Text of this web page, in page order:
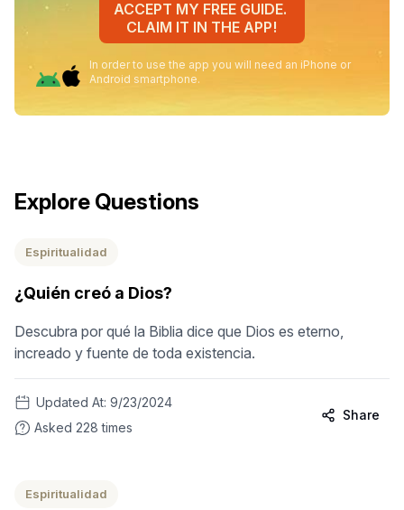
ACCEPT MY FREE GUIDE.
CLAIM IT IN THE APP!
In order to use the app you will need an iPhone or
Android smartphone.
Explore Questions
Espiritualidad
¿Quién creó a Dios?
Descubra por qué la Biblia dice que Dios es eterno,
increado y fuente de toda existencia.
Updated At: 9/23/2024
Asked 228 times
Share
Espiritualidad